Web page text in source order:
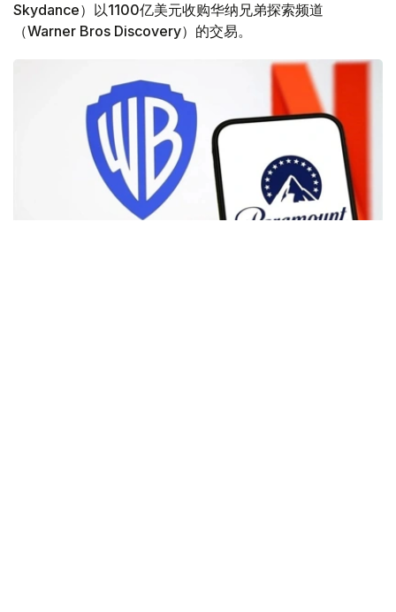
Skydance）以1100亿美元收购华纳兄弟探索频道
（Warner Bros Discovery）的交易。